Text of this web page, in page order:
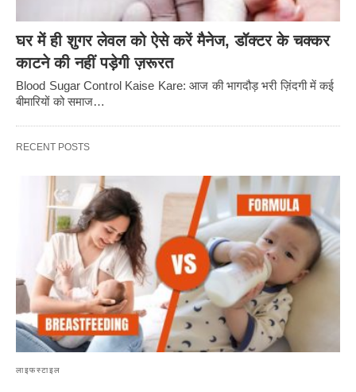
घर में ही शुगर लेवल को ऐसे करें मैनेज, डॉक्टर के चक्कर
काटने की नहीं पड़ेगी ज़रूरत
Blood Sugar Control Kaise Kare: आज की भागदौड़ भरी ज़िंदगी में कई
बीमारियों को समाज…
RECENT POSTS
लाइफस्टाइल